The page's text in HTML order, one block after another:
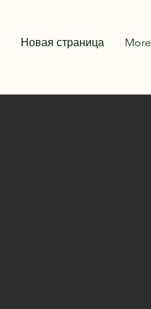
Новая страница More